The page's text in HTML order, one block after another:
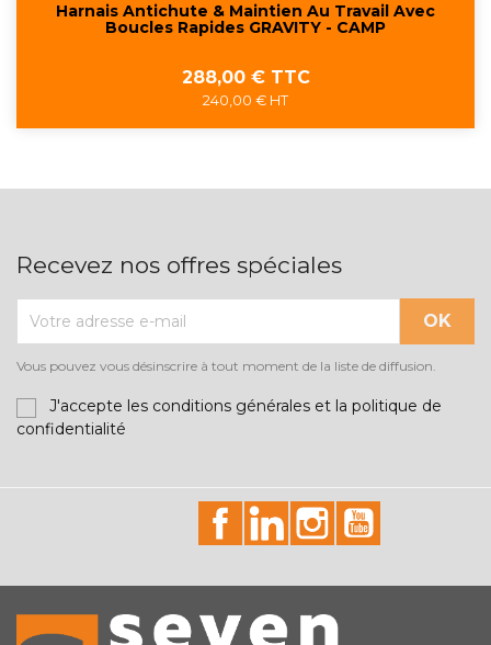
Harnais Antichute & Maintien Au Travail Avec
Boucles Rapides GRAVITY - CAMP
Prix
288,00 € TTC
240,00 € HT
Recevez nos offres spéciales
Vous pouvez vous désinscrire à tout moment de la liste de diffusion.
J'accepte les conditions générales et la politique de
confidentialité
id="facebook-social"
id="linkedin-social"
id="instagram-